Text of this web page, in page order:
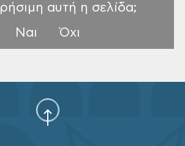
αυτή η σελίδα;
Ναι
Όχι